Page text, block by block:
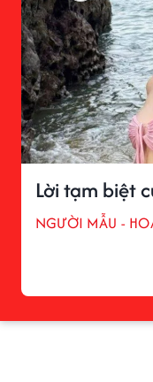
Lời tạm biệt
NGƯỜI MẪU -